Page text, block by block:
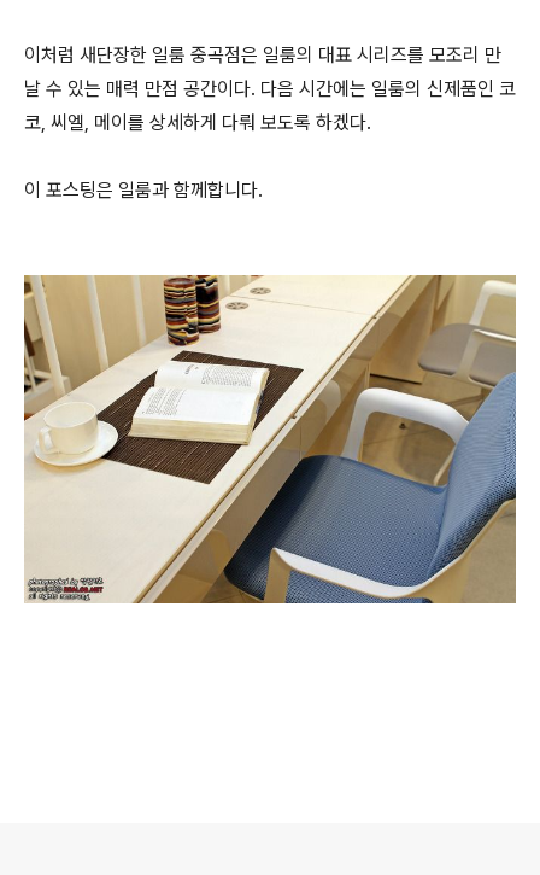
이처럼 새단장한 일룸 중곡점은 일룸의 대표 시리즈를 모조리 만
날 수 있는 매력 만점 공간이다. 다음 시간에는 일룸의 신제품인 코
코, 씨엘, 메이를 상세하게 다뤄 보도록 하겠다.
이 포스팅은 일룸과 함께합니다.